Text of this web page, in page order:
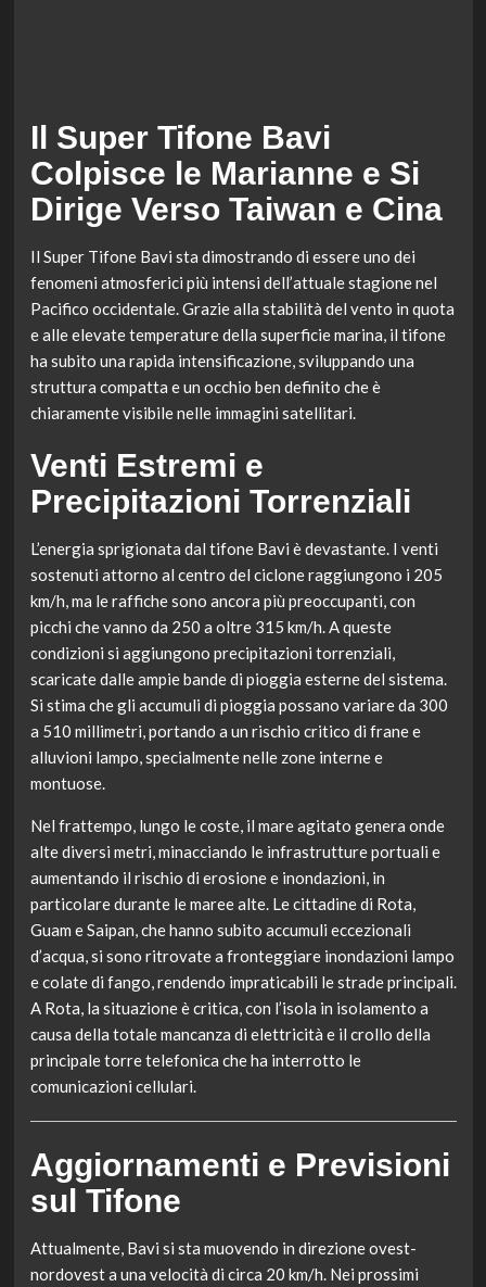
Il Super Tifone Bavi
Colpisce le Marianne e Si
Dirige Verso Taiwan e Cina
Il Super Tifone Bavi sta dimostrando di essere uno dei
fenomeni atmosferici più intensi dell’attuale stagione nel
Pacifico occidentale. Grazie alla stabilità del vento in quota
e alle elevate temperature della superficie marina, il tifone
ha subito una rapida intensificazione, sviluppando una
struttura compatta e un occhio ben definito che è
chiaramente visibile nelle immagini satellitari.
Venti Estremi e
Precipitazioni Torrenziali
L’energia sprigionata dal tifone Bavi è devastante. I venti
sostenuti attorno al centro del ciclone raggiungono i 205
km/h, ma le raffiche sono ancora più preoccupanti, con
picchi che vanno da 250 a oltre 315 km/h. A queste
condizioni si aggiungono precipitazioni torrenziali,
scaricate dalle ampie bande di pioggia esterne del sistema.
Si stima che gli accumuli di pioggia possano variare da 300
a 510 millimetri, portando a un rischio critico di frane e
alluvioni lampo, specialmente nelle zone interne e
montuose.
Nel frattempo, lungo le coste, il mare agitato genera onde
alte diversi metri, minacciando le infrastrutture portuali e
aumentando il rischio di erosione e inondazioni, in
particolare durante le maree alte. Le cittadine di Rota,
Guam e Saipan, che hanno subito accumuli eccezionali
d’acqua, si sono ritrovate a fronteggiare inondazioni lampo
e colate di fango, rendendo impraticabili le strade principali.
A Rota, la situazione è critica, con l’isola in isolamento a
causa della totale mancanza di elettricità e il crollo della
principale torre telefonica che ha interrotto le
comunicazioni cellulari.
Aggiornamenti e Previsioni
sul Tifone
Attualmente, Bavi si sta muovendo in direzione ovest-
nordovest a una velocità di circa 20 km/h. Nei prossimi